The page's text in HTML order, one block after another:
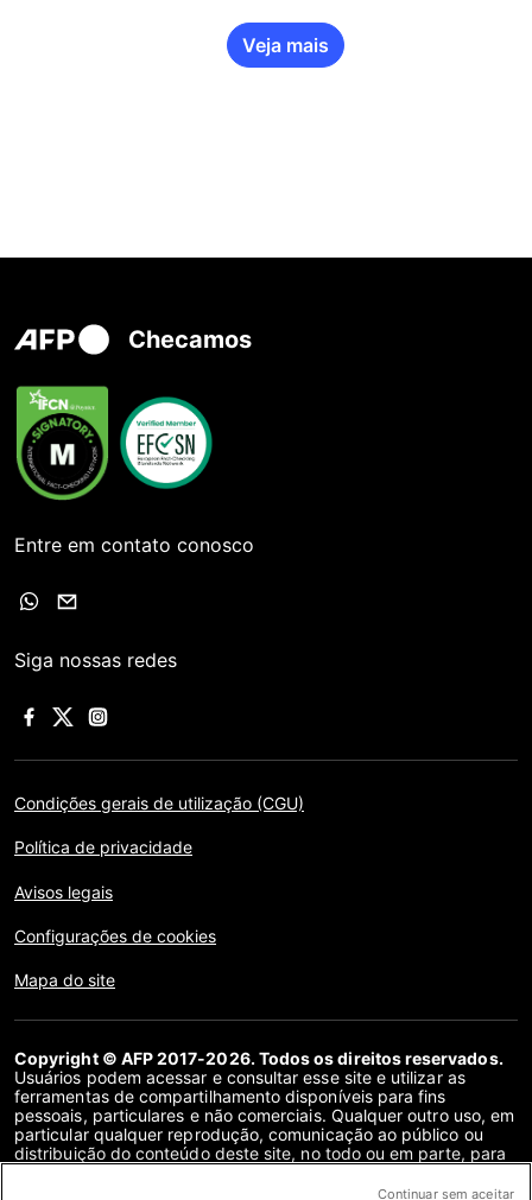
Veja mais
Checamos
Entre em contato conosco
Siga nossas redes
Condições gerais de utilização (CGU)
Política de privacidade
Avisos legais
Configurações de cookies
Mapa do site
Copyright © AFP 2017-2026. Todos os direitos reservados.
Usuários podem acessar e consultar esse site e utilizar as
ferramentas de compartilhamento disponíveis para fins
pessoais, particulares e não comerciais. Qualquer outro uso, em
particular qualquer reprodução, comunicação ao público ou
distribuição do conteúdo deste site, no todo ou em parte, para
contrato de licença específico assinado com a AFP, éContinuar sem aceitar